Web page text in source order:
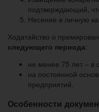
подтверждающий,
Несение в личную
Ходатайство о
следующего периода:
не менее 75 лет – в
на постоянной
предприятий.
Особенности